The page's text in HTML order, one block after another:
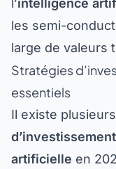
les semi-
large de valeurs
Stratégies
essentiels
Il existe plusieurs
d’investissement
artificielle en